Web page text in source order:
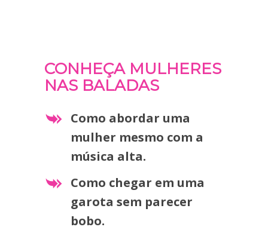
CONHEÇA MULHERES
NAS BALADAS
Como abordar uma
mulher mesmo com a
música alta.
Como chegar em uma
garota sem parecer
bobo.